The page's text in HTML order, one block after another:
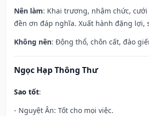
Nên làm: Khai trương, nhậm chức,
đền ơn đáp nghĩa. Xuất hành đặng lợi,
Không nên: Động thổ, chôn cất, đào
Ngọc Hạp Thông Thư
Sao tốt:
- Nguyệt Ân: Tốt cho mọi việc.